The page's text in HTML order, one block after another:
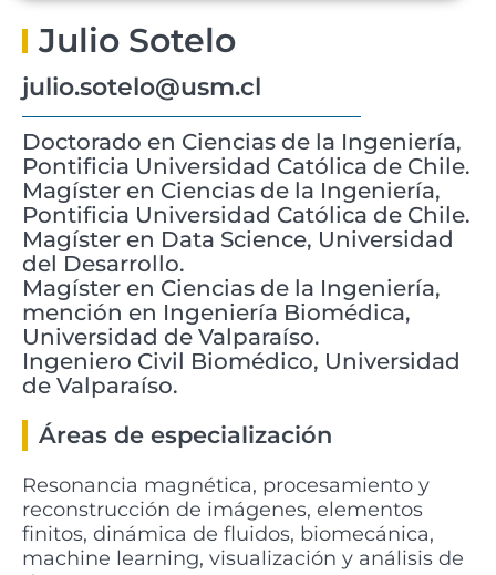
Julio Sotelo
julio.sotelo@usm.cl
Doctorado en Ciencias de la Ingeniería,
Pontificia Universidad Católica de Chile.
Magíster en Ciencias de la Ingeniería,
Pontificia Universidad Católica de Chile.
Magíster en Data Science, Universidad
del Desarrollo.
Magíster en Ciencias de la Ingeniería,
mención en Ingeniería Biomédica,
Universidad de Valparaíso.
Ingeniero Civil Biomédico, Universidad
de Valparaíso.
Áreas de especialización
Resonancia magnética, procesamiento y
reconstrucción de imágenes, elementos
finitos, dinámica de fluidos, biomecánica,
machine learning, visualización y análisis de